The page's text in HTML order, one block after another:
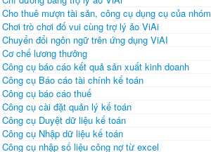
Cho thuê mượn tài sản, công cụ dụng cụ của nhóm
Chơi trò chơi đố vui cùng trợ lý ảo ViAi
Chuyển đổi ngôn ngữ trên ứng dụng ViAI
Cơ chế lương thưởng
Công cụ báo cáo kết quả sản xuất kinh doanh
Công cụ Báo cáo tài chính kế toán
Công cụ báo cáo thuế
Công cụ cài đặt quản lý kế toán
Công cụ Duyệt dữ liệu kế toán
Công cụ Nhập dữ liệu kế toán
Công cụ nhập số liệu công nợ từ excel